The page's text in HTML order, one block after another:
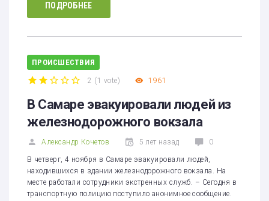
ПОДРОБНЕЕ
ПРОИСШЕСТВИЯ
2 ( 1 vote) 1961
В Самаре эвакуировали людей из
железнодорожного вокзала
Александр Кочетов 5 лет назад 0
В четверг, 4 ноября в Самаре эвакуировали людей,
находившихся в здании железнодорожного вокзала. На
месте работали сотрудники экстренных служб. – Сегодня в
транспортную полицию поступило анонимное сообщение.